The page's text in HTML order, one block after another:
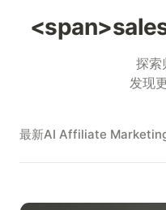
探索
发现
最新AI Affiliate